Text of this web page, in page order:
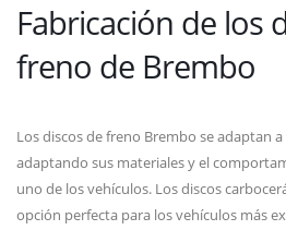
Fabricación de los
freno de Brembo
Los discos de freno Brembo se adaptan
adaptando sus materiales y el
uno de los vehículos. Los discos
opción perfecta para los vehículos más